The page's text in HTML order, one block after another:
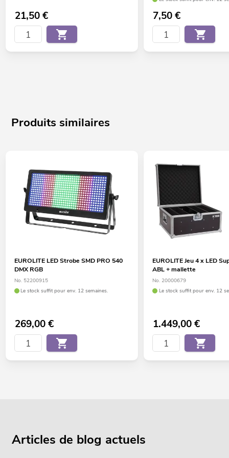
21,50€ 7,50€
Produits similaires
EUROLITE LED Strobe SMD PRO 540
DMX RGB
No. 52200915
Le stock suffit pour env. 12 semaines.
269,00€
EUROLITE Jeu 4 x LED
ABL + mallette
No. 20000679
Le stock suffit pour env. 12
1.449,00€
Articles de blog actuels